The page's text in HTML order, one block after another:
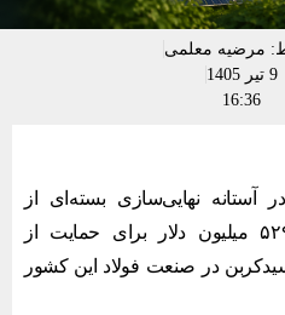
مرضیه معلمی
9 تیر 1405
16:36
آستانه نهایی‌سازی بسته‌ای از
مشوق‌های مالی به ارزش ۵۲۹ میلیون دلار برای حمایت از
در صنعت فولاد این کشور